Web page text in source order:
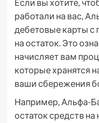
Если вы хотите,
работали на вас,
дебетовые карты
на остаток. Это
начисляет вам
которые хранятся
ваши сбережения
Например, Альфа-
остаток средств